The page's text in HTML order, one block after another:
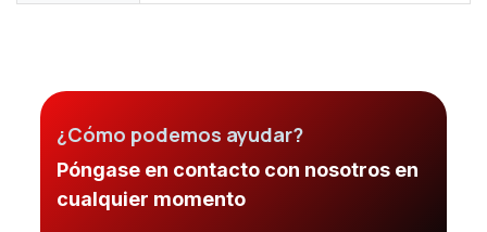
¿Cómo podemos ayudar?
Póngase en contacto con nosotros en
cualquier momento